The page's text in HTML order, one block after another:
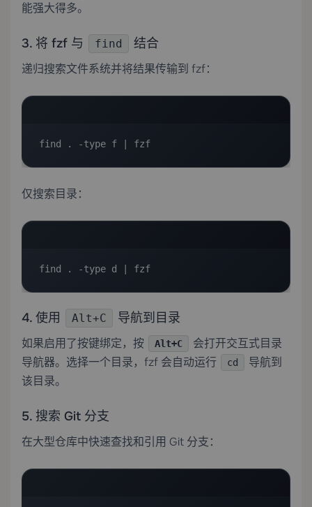
能强大得多。
3. 将 fzf 与 find 结合
递归搜索文件系统并将结果传输到 fzf：
find . -type f | fzf
仅搜索目录：
find . -type d | fzf
4. 使用 Alt+C 导航到目录
如果启用了按键绑定，按 Alt+C
会打开交互式目录
导航器。选择一个目录，fzf 会自动运行
cd
导航到
该目录。
5. 搜索 Git 分支
在大型仓库中快速查找和引用 Git 分支：